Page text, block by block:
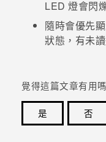
LED 燈會閃
隨時會優先
狀態，有未
覺得這篇文章有用
是
否